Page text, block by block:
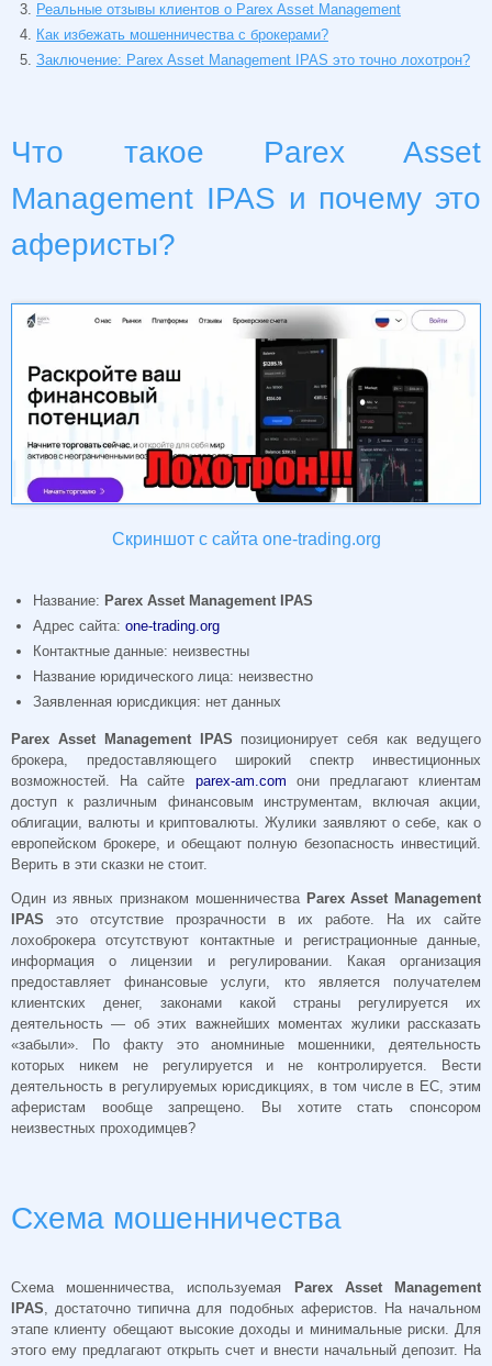
Реальные отзывы клиентов о Parex Asset Management
Как избежать мошенничества с брокерами?
Заключение: Parex Asset Management IPAS это точно лохотрон?
Что такое Parex Asset
Management IPAS и почему это
аферисты?
Скриншот с сайта one-trading.org
Название: Parex Asset Management IPAS
Адрес сайта:one-trading.org
Контактные данные: неизвестны
Название юридического лица: неизвестно
Заявленная юрисдикция: нет данных
Parex Asset Management IPAS позиционирует себя как ведущего
брокера, предоставляющего широкий спектр инвестиционных
возможностей. На сайте parex-am.com они предлагают клиентам
доступ к различным финансовым инструментам, включая акции,
облигации, валюты и криптовалюты. Жулики заявляют о себе, как о
европейском брокере, и обещают полную безопасность инвестиций.
Верить в эти сказки не стоит.
Один из явных признаком мошенничества Parex Asset Management
IPAS это отсутствие прозрачности в их работе. На их сайте
лохоброкера отсутствуют контактные и регистрационные данные,
информация о лицензии и регулировании. Какая организация
предоставляет финансовые услуги, кто является получателем
клиентских денег, законами какой страны регулируется их
деятельность — об этих важнейших моментах жулики рассказать
«забыли». По факту это аномниные мошенники, деятельность
которых никем не регулируется и не контролируется. Вести
деятельность в регулируемых юрисдикциях, в том числе в ЕС, этим
аферистам вообще запрещено. Вы хотите стать спонсором
неизвестных проходимцев?
Схема мошенничества
Схема мошенничества, используемая
Parex Asset Management
IPAS , достаточно типична для подобных аферистов. На начальном
этапе клиенту обещают высокие доходы и минимальные риски. Для
этого ему предлагают открыть счет и внести начальный депозит. На